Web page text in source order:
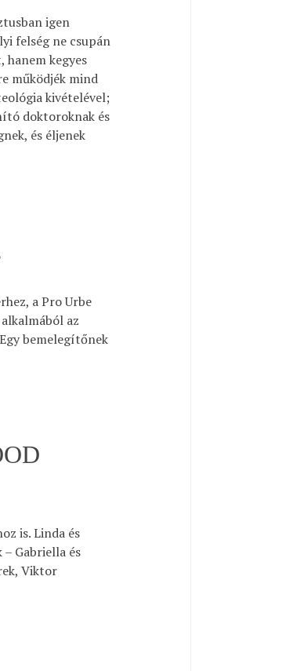
igen
felség ne csupán
kegyes
működjék mind
kivételével;
doktoroknak és
és éljenek
a Pro Urbe
az
bemelegítőnek
is. Linda és
Gabriella és
Viktor